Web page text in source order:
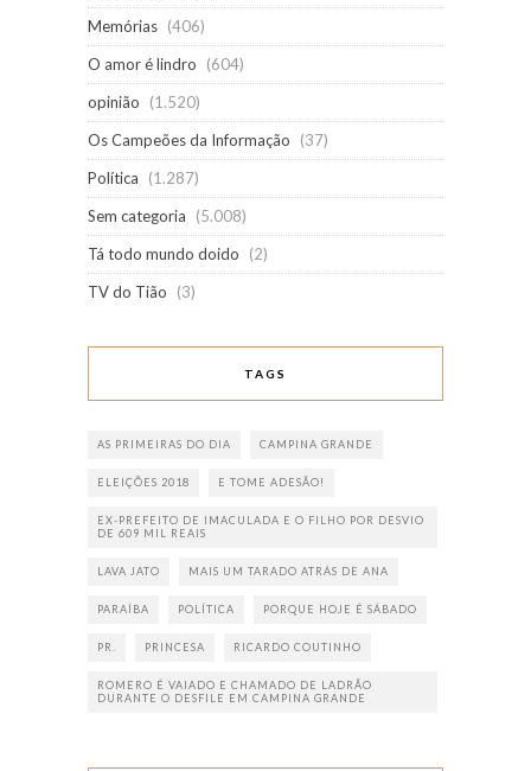
Memórias (406)
O amor é lindro
(604)
opinião
(1.520)
Os Campeões da Informação
(37)
Política
(1.287)
Sem categoria
(5.008)
Tá todo mundo doido
(2)
TV do Tião
(3)
TAGS
AS PRIMEIRAS DO DIA CAMPINA GRANDE
ELEIÇÕES 2018 E TOME ADESÃO!
EX-PREFEITO DE IMACULADA E O FILHO POR DESVIO
DE 609 MIL REAIS
LAVA JATO MAIS UM TARADO ATRÁS DE ANA
PARAÍBA POLÍTICA PORQUE HOJE É SÁBADO
PR. PRINCESA RICARDO COUTINHO
ROMERO É VAIADO E CHAMADO DE LADRÃO
DURANTE O DESFILE EM CAMPINA GRANDE